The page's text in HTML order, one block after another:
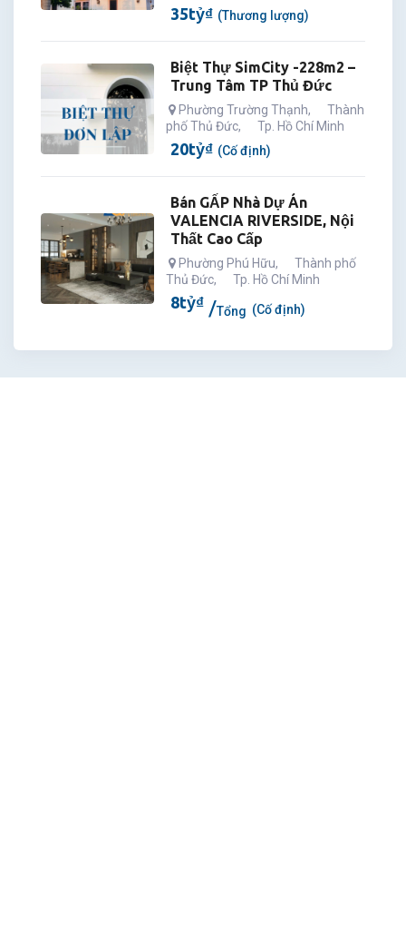
35tỷ₫ (Thương lượng)
Biệt Thự SimCity -228m2 –
Trung Tâm TP Thủ Đức
Phường Trường Thạnh,
Thành
phố Thủ Đức, Tp. Hồ Chí Minh
20tỷ₫ (Cố định)
Bán GẤP Nhà Dự Án
VALENCIA RIVERSIDE, Nội
Thất Cao Cấp
Phường Phú Hữu,
Thành phố
Thủ Đức, Tp. Hồ Chí Minh
8tỷ₫ Tổng (Cố định)